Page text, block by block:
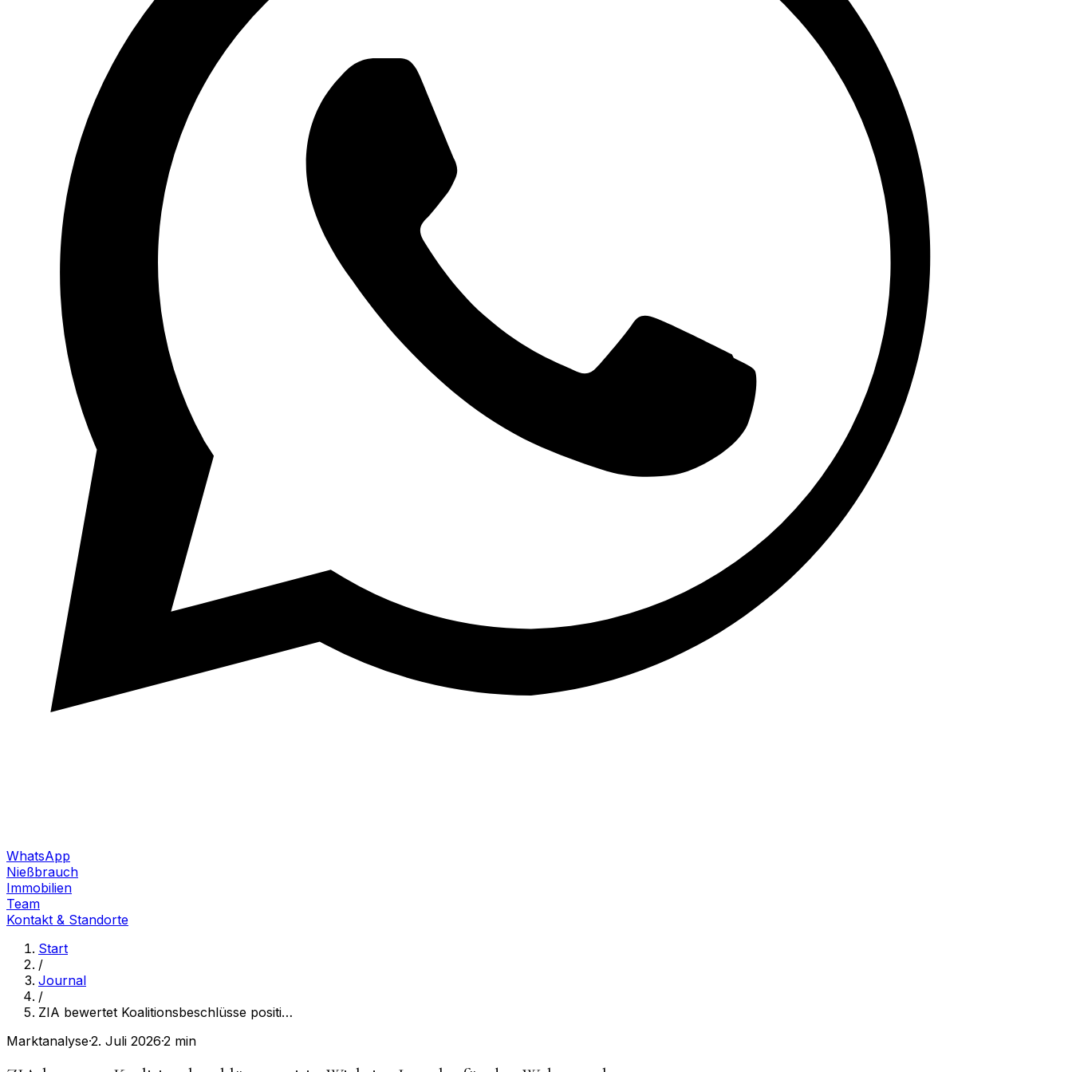
WhatsApp
Nießbrauch
Immobilien
Team
Kontakt & Standorte
Start
/
Journal
/
ZIA bewertet Koalitionsbeschlüsse positi…
Marktanalyse·2. Juli 2026·2 min